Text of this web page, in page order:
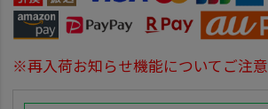
※再入荷お知らせ機能についてご注意